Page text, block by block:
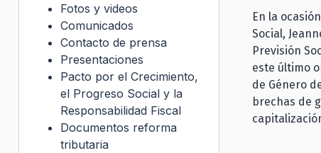
En la
Social,
Previsión
este último
de Género
brechas de
Fotos y videos
Comunicados
Contacto de prensa
Presentaciones
Pacto por el Crecimiento,
el Progreso Social y la
Responsabilidad Fiscal
Documentos reforma
tributaria